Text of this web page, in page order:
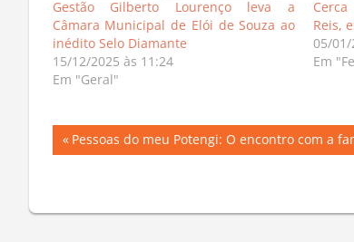
Gestão Gilberto Lourenço leva a
Câmara Municipal de Elói de Souza ao
inédito Selo Diamante
15/12/2025 às 11:24
Reis,
05/01/
Navegação
Post
Previous
Pessoas do meu Potengi: O encontro com a